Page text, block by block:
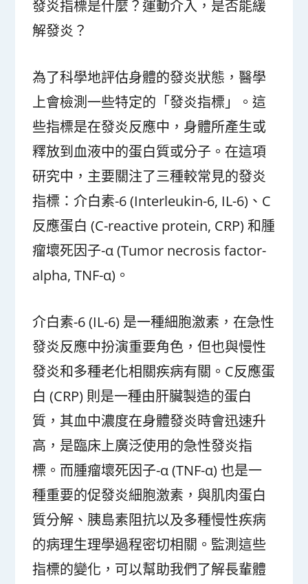
發炎指標是什麼？運動介入，是否能緩
解發炎？
為了科學地評估身體的發炎狀態，醫學
上會檢測一些特定的「發炎指標」。這
些指標是在發炎反應中，身體所產生或
釋放到血液中的蛋白質或分子。在這項
研究中，主要關注了三種較常見的發炎
指標：介白素-6 (Interleukin-6, IL-6)、C
反應蛋白 (C-reactive protein, CRP) 和腫
瘤壞死因子-α (Tumor necrosis factor-
alpha, TNF-α)。
介白素-6 (IL-6) 是一種細胞激素，在急性
發炎反應中扮演重要角色，但也與慢性
發炎和多種老化相關疾病有關。C反應蛋
白 (CRP) 則是一種由肝臟製造的蛋白
質，其血中濃度在身體發炎時會迅速升
高，是臨床上廣泛使用的急性發炎指
標。而腫瘤壞死因子-α (TNF-α) 也是一
種重要的促發炎細胞激素，與肌肉蛋白
質分解、胰島素阻抗以及多種慢性疾病
的病理生理學過程密切相關。監測這些
指標的變化，可以幫助我們了解長輩體